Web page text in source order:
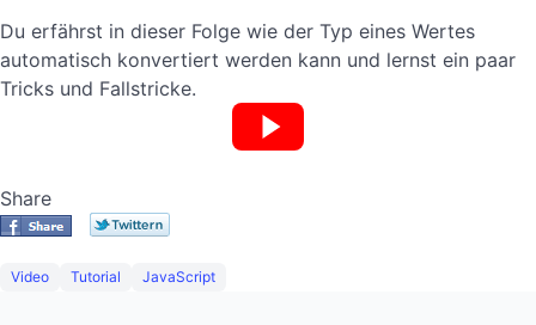
Du erfährst in dieser Folge wie der Typ eines Wertes
automatisch konvertiert werden kann und lernst ein paar
Tricks und Fallstricke.
Share
Video Tutorial JavaScript